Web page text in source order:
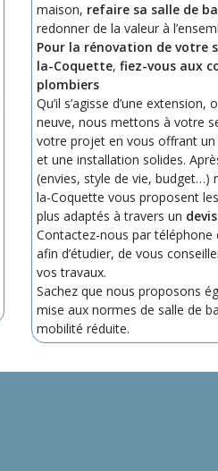
maison, refaire sa salle de
redonner de la valeur à
Pour la rénovation de votre
la-Coquette,fiez-vous aux
plombiers
Qu’il s’agisse d’une extension,
neuve, nous mettons à votre
votre projet en vous offrant
et une installation solides.
(envies, style de vie, budget…)
la-Coquette vous proposent
plus adaptés à travers un
Contactez-nous par
afin d’étudier, de vous
vos travaux.
Sachez que nous proposons
mise aux normes de salle de
mobilité réduite.